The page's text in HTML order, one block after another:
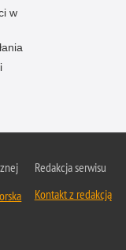
w
Redakcja serwisu
Kontakt z redakcją